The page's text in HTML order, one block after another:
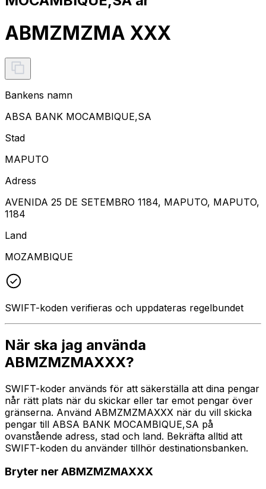
ABMZMZMA XXX
Bankens namn
ABSA BANK MOCAMBIQUE,SA
Stad
MAPUTO
Adress
AVENIDA 25 DE SETEMBRO 1184, MAPUTO, MAPUTO,
1184
Land
MOZAMBIQUE
SWIFT-koden verifieras och uppdateras regelbundet
När ska jag använda
ABMZMZMAXXX?
SWIFT-koder används för att säkerställa att dina pengar
når rätt plats när du skickar eller tar emot pengar över
gränserna. Använd ABMZMZMAXXX när du vill skicka
pengar till ABSA BANK MOCAMBIQUE,SA på
ovanstående adress, stad och land. Bekräfta alltid att
SWIFT-koden du använder tillhör destinationsbanken.
Bryter ner ABMZMZMAXXX